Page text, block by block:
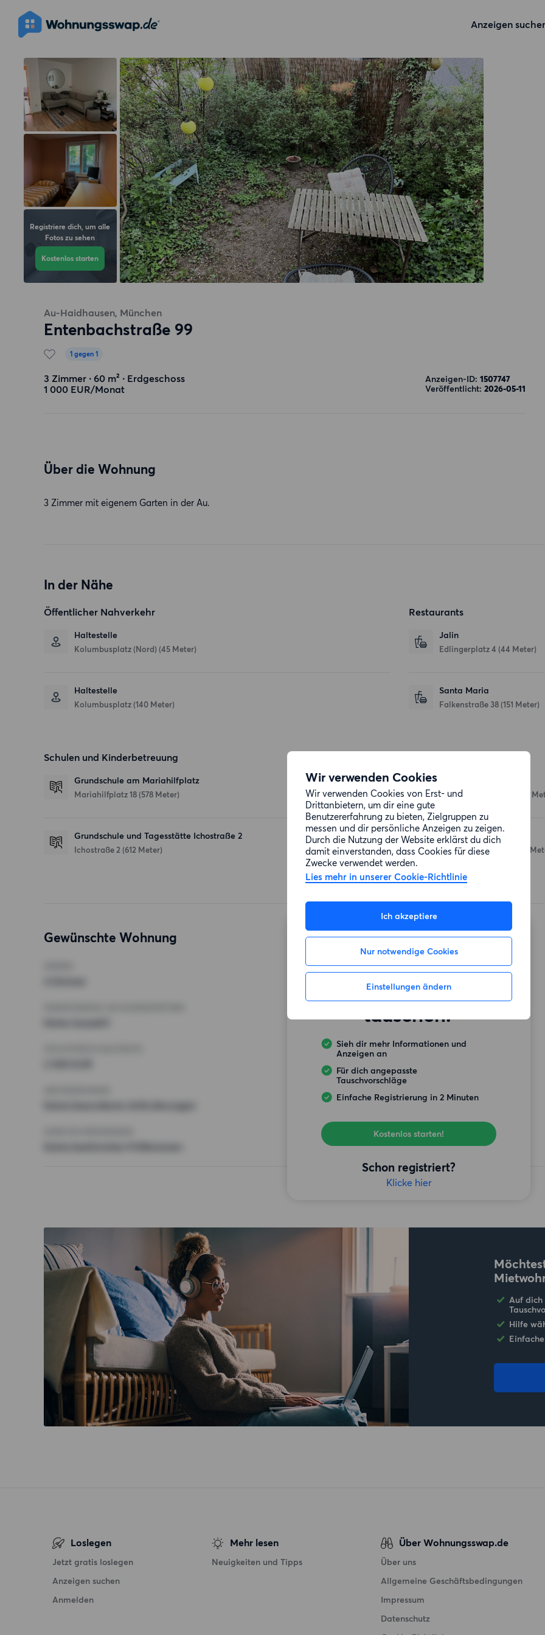
Wir verwenden Cookies
Wir verwenden Cookies von Erst- und
Drittanbietern, um dir eine gute
Benutzererfahrung zu bieten, Zielgruppen zu
messen und dir persönliche Anzeigen zu zeigen.
Durch die Nutzung der Website erklärst du dich
damit einverstanden, dass Cookies für diese
Zwecke verwendet werden.
Lies mehr in unserer Cookie-Richtlinie
Ich akzeptiere
Nur notwendige Cookies
Einstellungen ändern
Anzeigen
Registriere dich, um alle
Fotos zu sehen
Kostenlos starten
Au-Haidhausen, München
Entenbachstraße 99
1 gegen 1
3 Zimmer ∙ 60 m² ∙ Erdgeschoss
1 000 EUR/Monat
Anzeigen-ID: 1507747
Veröffentlicht: 2026-05-11
Über die Wohnung
3 Zimmer mit eigenem Garten in der Au.
In der Nähe
Öffentlicher Nahverkehr
Haltestelle
Kolumbusplatz (Nord) (45 Meter)
Haltestelle
Kolumbusplatz (140 Meter)
Restaurants
Jalin
Edlingerplatz 4 (44 Meter)
Santa Maria
Falkenstraße 38 (151 Meter)
Schulen und Kinderbetreuung
Grundschule am Mariahilfplatz
Mariahilfplatz 18 (578 Meter)
Grundschule und Tagesstätte Ichostraße 2
Ichostraße 2 (612 Meter)
Entenbachstraße 28 (182
Denns BioMarkt
Humboldtstraße 23 (195
Gewünschte Wohnung
Möchtest du auch
deine
Mietwohnung
tauschen?
Sieh dir mehr Informationen und
Anzeigen an
Für dich angepasste
Tauschvorschläge
Einfache Registrierung in 2 Minuten
Kostenlos starten!
Schon registriert?
Klicke hier
Auf dich
Hilfe
Loslegen
Jetzt gratis loslegen
Anzeigen suchen
Anmelden
Mehr lesen
Neuigkeiten und Tipps
Über Wohnungsswap.de
Über uns
Allgemeine Geschäftsbedingungen
Impressum
Datenschutz